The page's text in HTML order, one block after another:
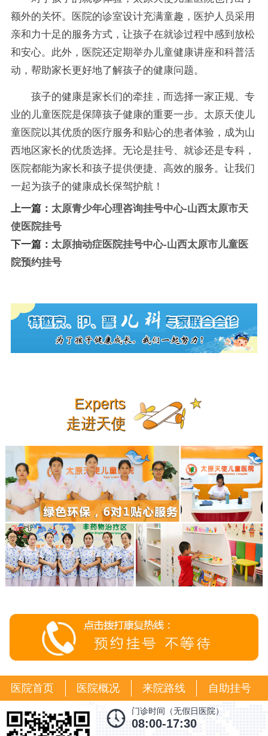
额外的关怀。医院的诊室设计充满童趣，医护人员采用
亲和力十足的服务方式，让孩子在就诊过程中感到放松
和安心。此外，医院还定期举办儿童健康讲座和科普活
动，帮助家长更好地了解孩子的健康问题。
孩子的健康是家长们的牵挂，而选择一家正规、专
业的儿童医院是保障孩子健康的重要一步。太原天使儿
童医院以其优质的医疗服务和贴心的患者体验，成为山
西地区家长的优质选择。无论是挂号、就诊还是专科，
医院都能为家长和孩子提供便捷、高效的服务。让我们
一起为孩子的健康成长保驾护航！
上一篇： 太原青少年心理咨询挂号中心-山西太原市天
使医院挂号
下一篇： 太原抽动症医院挂号中心-山西太原市儿童医
院预约挂号
Experts
走进天使
医院首页 医院概况 来院路线 自助挂号
门诊时间（无假日医院）
08:00-17:30